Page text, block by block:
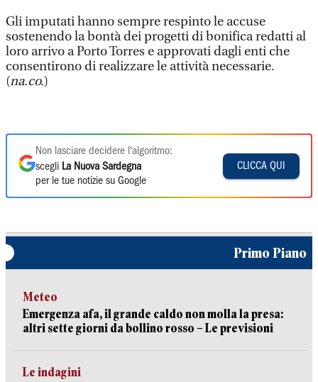
Gli imputati hanno sempre respinto le accuse
sostenendo la bontà dei progetti di bonifica redatti al
loro arrivo a Porto Torres e approvati dagli enti che
consentirono di realizzare le attività necessarie.
(na.co.)
Non lasciare decidere l'algoritmo:
scegli La Nuova Sardegna
per le tue notizie su Google
CLICCA QUI
Primo Piano
Meteo
Emergenza afa, il grande caldo non molla la presa:
altri sette giorni da bollino rosso – Le previsioni
Le indagini